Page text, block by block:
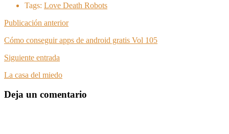
Tags: Love Death Robots
Publicación anterior
Cómo conseguir apps de android gratis Vol 105
Siguiente entrada
La casa del miedo
Deja un comentario